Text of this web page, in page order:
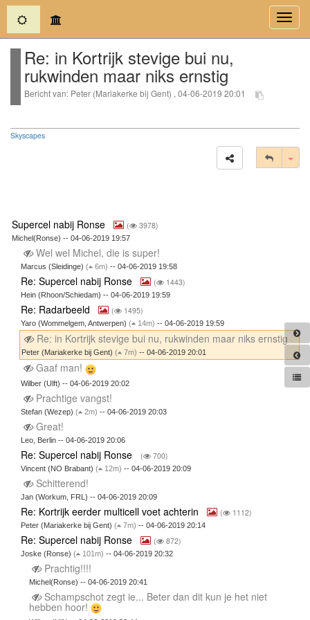
(current)
Re: in Kortrijk stevige bui nu,
rukwinden maar niks ernstig
Bericht van: Peter (Mariakerke bij Gent) , 04-06-2019 20:01
Skyscapes
Supercel nabij Ronse ( 3978)
Michel(Ronse) -- 04-06-2019 19:57
Wel wel Michel, die is super!
Marcus (Sleidinge) ( 6m) -- 04-06-2019 19:58
Re: Supercel nabij Ronse ( 1443)
Hein (Rhoon/Schiedam) -- 04-06-2019 19:59
Re: Radarbeeld ( 1495)
Yaro (Wommelgem, Antwerpen) ( 14m) -- 04-06-2019 19:59
Re: in Kortrijk stevige bui nu, rukwinden maar niks ernstig
Peter (Mariakerke bij Gent) ( 7m) -- 04-06-2019 20:01
Gaaf man!
Wilber (Ulft) -- 04-06-2019 20:02
Prachtige vangst!
Stefan (Wezep) ( 2m) -- 04-06-2019 20:03
Great!
Leo, Berlin -- 04-06-2019 20:06
Re: Supercel nabij Ronse ( 700)
Vincent (NO Brabant) ( 12m) -- 04-06-2019 20:09
Schitterend!
Jan (Workum, FRL) -- 04-06-2019 20:09
Re: Kortrijk eerder multicell voet achterin ( 1112)
Peter (Mariakerke bij Gent) ( 7m) -- 04-06-2019 20:14
Re: Supercel nabij Ronse ( 872)
Joske (Ronse) ( 101m) -- 04-06-2019 20:32
Prachtig!!!!
Michel(Ronse) -- 04-06-2019 20:41
Schampschot zegt ie... Beter dan dit kun je het niet
hebben hoor!